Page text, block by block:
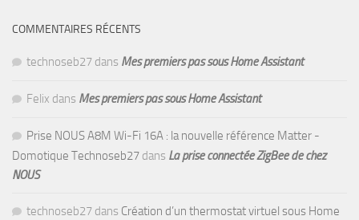
COMMENTAIRES RÉCENTS
technoseb27 dans Mes premiers pas sous Home Assistant
Felix dans Mes premiers pas sous Home Assistant
Prise NOUS A8M Wi-Fi 16A : la nouvelle référence Matter -
Domotique Technoseb27 dans La prise connectée ZigBee de chez
NOUS
technoseb27 dans Création d’un thermostat virtuel sous Home